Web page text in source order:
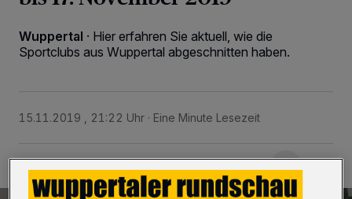
Wuppertal · Hier erfahren Sie aktuell, wie die
Sportclubs aus Wuppertal abgeschnitten haben.
15.11.2019 , 21:22 Uhr Eine Minute Lesezeit